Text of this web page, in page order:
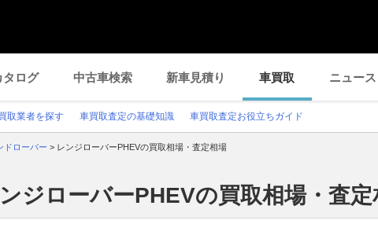
タログ 中古車検索 新車見積り 車買取 ニュース
取業者を探す 車買取査定の基礎知識 車買取査定お役立ちガイド
ドローバー > レンジローバーPHEVの買取相場・査定相場
ジローバーPHEVの買取相場・査定